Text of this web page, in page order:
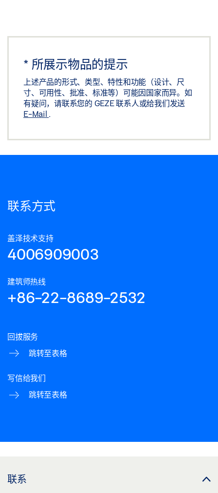
* 所展示物品的提示
上述产品的形式、类型、特性和功能（设计、尺
寸、可用性、批准、标准等）可能因国家而异。如
有疑问，请联系您的 GEZE 联系人或给我们发送
E-Mail
联系方式
盖泽技术支持
4006909003
建筑师热线
+86-22-8689-2532
回拔服务
跳转至表格
写信给我们
跳转至表格
联系